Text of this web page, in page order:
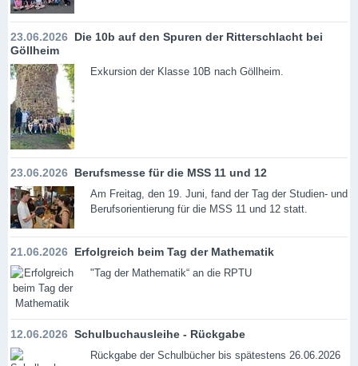
23.06.2026 Die 10b auf den Spuren der Ritterschlacht bei
Göllheim
Exkursion der Klasse 10B nach Göllheim.
23.06.2026 Berufsmesse für die MSS 11 und 12
Am Freitag, den 19. Juni, fand der Tag der Studien- und
Berufsorientierung für die MSS 11 und 12 statt.
21.06.2026 Erfolgreich beim Tag der Mathematik
"Tag der Mathematik“ an die RPTU
12.06.2026 Schulbuchausleihe - Rückgabe
Rückgabe der Schulbücher bis spätestens 26.06.2026